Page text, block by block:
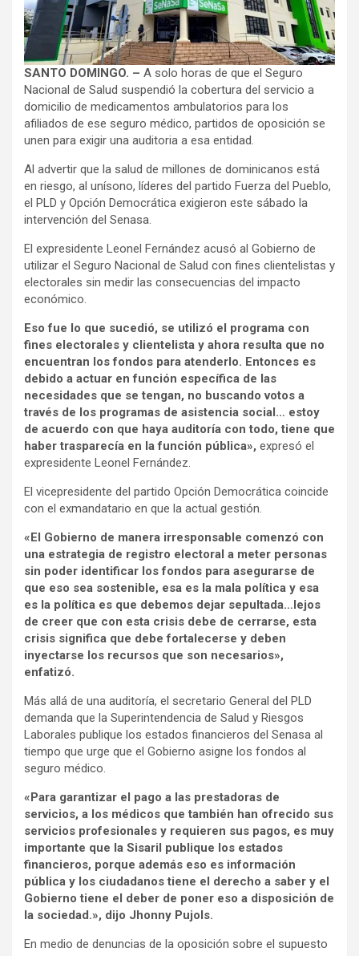
SANTO DOMINGO. – A solo horas de que el Seguro
Nacional de Salud suspendió la cobertura del servicio a
domicilio de medicamentos ambulatorios para los
afiliados de ese seguro médico, partidos de oposición se
unen para exigir una auditoria a esa entidad.
Al advertir que la salud de millones de dominicanos está
en riesgo, al unísono, líderes del partido Fuerza del Pueblo,
el PLD y Opción Democrática exigieron este sábado la
intervención del Senasa.
El expresidente Leonel Fernández acusó al Gobierno de
utilizar el Seguro Nacional de Salud con fines clientelistas y
electorales sin medir las consecuencias del impacto
económico.
Eso fue lo que sucedió, se utilizó el programa con
fines electorales y clientelista y ahora resulta que no
encuentran los fondos para atenderlo. Entonces es
debido a actuar en función específica de las
necesidades que se tengan, no buscando votos a
través de los programas de asistencia social… estoy
de acuerdo con que haya auditoría con todo, tiene que
haber trasparecía en la función pública», expresó el
expresidente Leonel Fernández.
El vicepresidente del partido Opción Democrática coincide
con el exmandatario en que la actual gestión.
«El Gobierno de manera irresponsable comenzó con
una estrategia de registro electoral a meter personas
sin poder identificar los fondos para asegurarse de
que eso sea sostenible, esa es la mala política y esa
es la política es que debemos dejar sepultada…lejos
de creer que con esta crisis debe de cerrarse, esta
crisis significa que debe fortalecerse y deben
inyectarse los recursos que son necesarios»,
enfatizó.
Más allá de una auditoría, el secretario General del PLD
demanda que la Superintendencia de Salud y Riesgos
Laborales publique los estados financieros del Senasa al
tiempo que urge que el Gobierno asigne los fondos al
seguro médico.
«Para garantizar el pago a las prestadoras de
servicios, a los médicos que también han ofrecido sus
servicios profesionales y requieren sus pagos, es muy
importante que la Sisaril publique los estados
financieros, porque además eso es información
pública y los ciudadanos tiene el derecho a saber y el
Gobierno tiene el deber de poner eso a disposición de
la sociedad.», dijo Jhonny Pujols.
En medio de denuncias de la oposición sobre el supuesto